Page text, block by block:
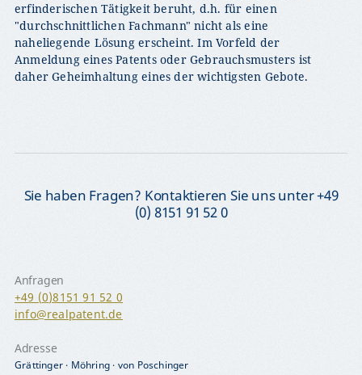
erfinderischen Tätigkeit beruht, d.h. für einen
"durchschnittlichen Fachmann" nicht als eine
naheliegende Lösung erscheint. Im Vorfeld der
Anmeldung eines Patents oder Gebrauchsmusters ist
daher Geheimhaltung eines der wichtigsten Gebote.
Sie haben Fragen? Kontaktieren Sie uns unter +49
(0) 8151 91 52 0
Anfragen
+49 (0)8151 91 52 0
info@realpatent.de
Adresse
Grättinger · Möhring · von Poschinger